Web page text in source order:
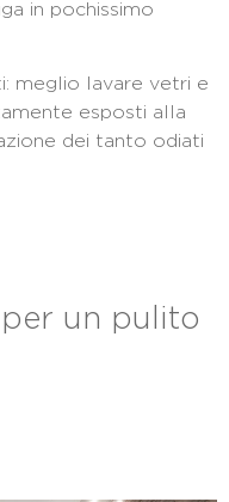
in pochissimo
meglio lavare vetri e
esposti alla
dei tanto odiati
un pulito